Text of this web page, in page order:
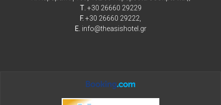
Τ. +30 26660 29229
F. +30 26660 29222,
E. info@theasishotel.gr